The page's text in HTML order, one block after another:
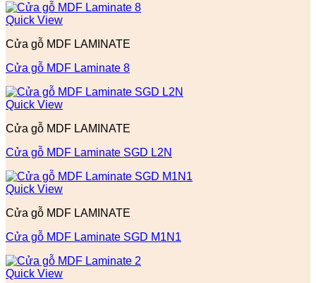
Quick View
Cửa gỗ MDF LAMINATE
Cửa gỗ MDF Laminate 8
Quick View
Cửa gỗ MDF LAMINATE
Cửa gỗ MDF Laminate SGD L2N
Quick View
Cửa gỗ MDF LAMINATE
Cửa gỗ MDF Laminate SGD M1N1
Quick View